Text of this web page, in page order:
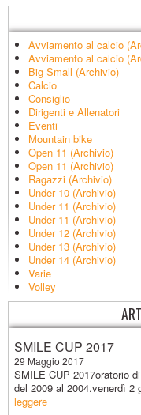
Avviamento al calcio
Avviamento al calcio
Big Small (Archivio)
Calcio
Consiglio
Dirigenti e Allenatori
Eventi
Mountain bike
Open 11 (Archivio)
Open 11 (Archivio)
Ragazzi (Archivio)
Under 10 (Archivio)
Under 11 (Archivio)
Under 11 (Archivio)
Under 12 (Archivio)
Under 13 (Archivio)
Under 14 (Archivio)
Varie
Volley
SMILE CUP 2017
29 Maggio 2017
SMILE CUP 2017oratorio
del 2009 al 2004.venerdì
leggere